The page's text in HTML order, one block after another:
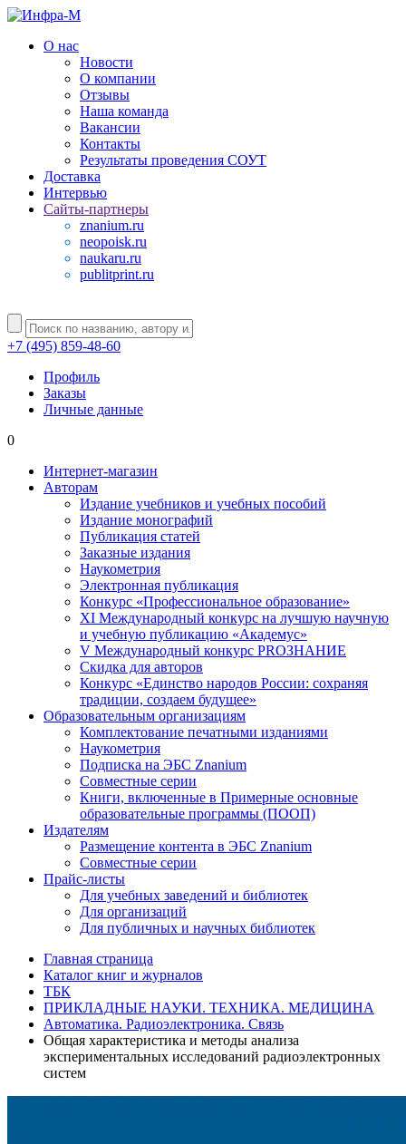
О нас
Новости
О компании
Отзывы
Наша команда
Вакансии
Контакты
Результаты проведения СОУТ
Доставка
Интервью
Сайты-партнеры
znanium.ru
neopoisk.ru
naukaru.ru
publitprint.ru
+7 (495) 859-48-60
Профиль
Заказы
Личные данные
0
Интернет-магазин
Авторам
Издание учебников и учебных пособий
Издание монографий
Публикация статей
Заказные издания
Наукометрия
Электронная публикация
Конкурс «Профессиональное образование»
XI Международный конкурс на лучшую научную
и учебную публикацию «Академус»
V Международный конкурс PROЗНАНИЕ
Скидка для авторов
Конкурс «Единство народов России: сохраняя
традиции, создаем будущее»
Образовательным организациям
Комплектование печатными изданиями
Наукометрия
Подписка на ЭБС Znanium
Совместные серии
Книги, включенные в Примерные основные
образовательные программы (ПООП)
Издателям
Размещение контента в ЭБС Znanium
Совместные серии
Прайс-листы
Для учебных заведений и библиотек
Для организаций
Для публичных и научных библиотек
Главная страница
Каталог книг и журналов
ТБК
ПРИКЛАДНЫЕ НАУКИ. ТЕХНИКА. МЕДИЦИНА
Автоматика. Радиоэлектроника. Связь
Общая характеристика и методы анализа
экспериментальных исследований радиоэлектронных
систем